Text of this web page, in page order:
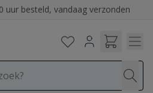
uur besteld, vandaag verzonden